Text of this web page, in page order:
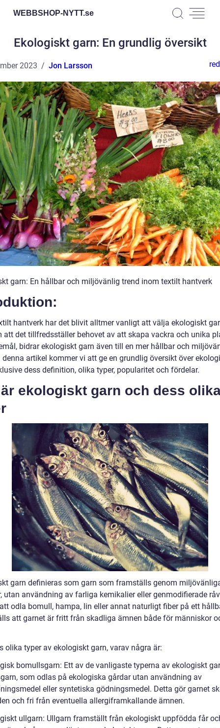
WEBBSHOP-NYTT.se
Ekologiskt garn: En grundlig översikt
2023 Jon Larsson
garn: En hållbar och miljövänlig trend inom textilt hantverk
hantverk har det blivit alltmer vanligt att välja ekologiskt
att det tillfredsställer behovet av att skapa vackra och unika
bidrar ekologiskt garn även till en mer hållbar och
artikel kommer vi att ge en grundlig översikt över
dess definition, olika typer, popularitet och fördelar.
är ekologiskt garn och dess
garn definieras som garn som framställs genom
utan användning av farliga kemikalier eller genmodifierade
odla bomull, hampa, lin eller annat naturligt fiber på ett
att garnet är fritt från skadliga ämnen både för människor
olika typer av ekologiskt garn, varav några är:
bomullsgarn: Ett av de vanligaste typerna av ekologiskt
som odlas på ekologiska gårdar utan användning av
eller syntetiska gödningsmedel. Detta gör garnet
och fri från eventuella allergiframkallande ämnen.
ullgarn: Ullgarn framställt från ekologiskt uppfödda får